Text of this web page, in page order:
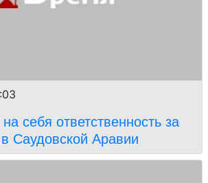
себя ответственность за
Саудовской Аравии